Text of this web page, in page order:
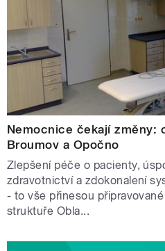
Nemocnice čekají změny:
Broumov a Opočno
Zlepšení péče o pacienty,
zdravotnictví a zdokonalení
- to vše přinesou
struktuře Obla...